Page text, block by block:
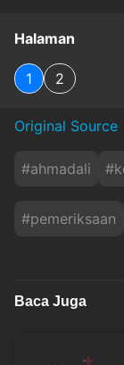
Halaman
1 2
Original Source
#ahmadali #
#pemeriksaan
Baca Juga